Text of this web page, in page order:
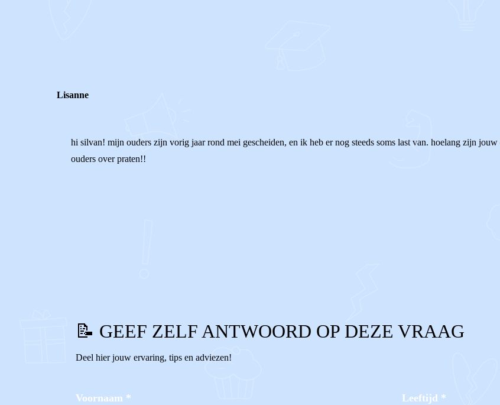
Lisanne
hi silvan! mijn ouders zijn vorig jaar rond mei gescheiden, en ik heb er nog steeds soms last van. hoelang zijn
ouders over praten!!
📝 GEEF ZELF ANTWOORD OP DEZE VRAAG
Deel hier jouw ervaring, tips en adviezen!
Voornaam * Leeftijd *